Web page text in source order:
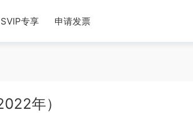
SVIP专享 申请发票
年）